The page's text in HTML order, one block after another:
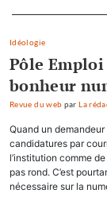
Idéologie
Pôle
bonheur
Revue du web parLa
Quand un demandeur
candidatures par
l’institution comme
pas rond. C’est
nécessaire sur la